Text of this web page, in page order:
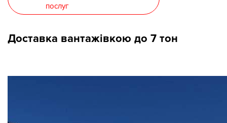
послуг
Доставка вантажівкою до 7 тон